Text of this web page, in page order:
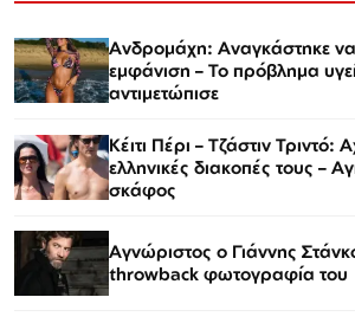
Ανδρομάχη: Αναγκάστηκε
εμφάνιση – Το πρόβλημα
αντιμετώπισε
Κέιτι Πέρι – Τζάστιν Τριντό:
ελληνικές διακοπές τους –
σκάφος
Αγνώριστος ο Γιάννης
throwback φωτογραφία του